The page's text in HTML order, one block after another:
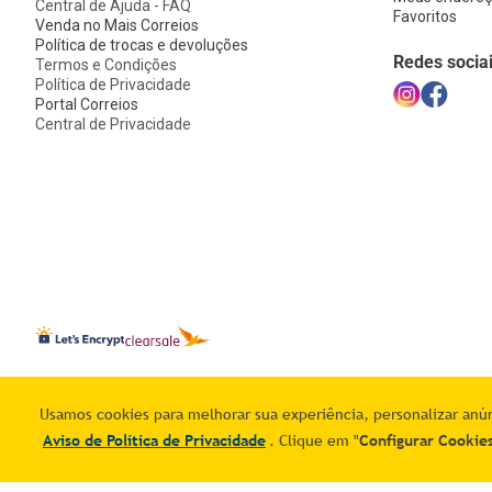
Usamos cookies para melhorar sua experiência, personalizar
Aviso de Política de Privacidade . Clique em "Configurar
Central de Ajuda - FAQ
Venda no Mais Correios
Política de trocas e devoluções
Termos e Condições
Política de Privacidade
Portal Correios
Central de Privacidade
Favoritos
Redes
© 2025 - Esta loja é operada pela Infracommerce
905